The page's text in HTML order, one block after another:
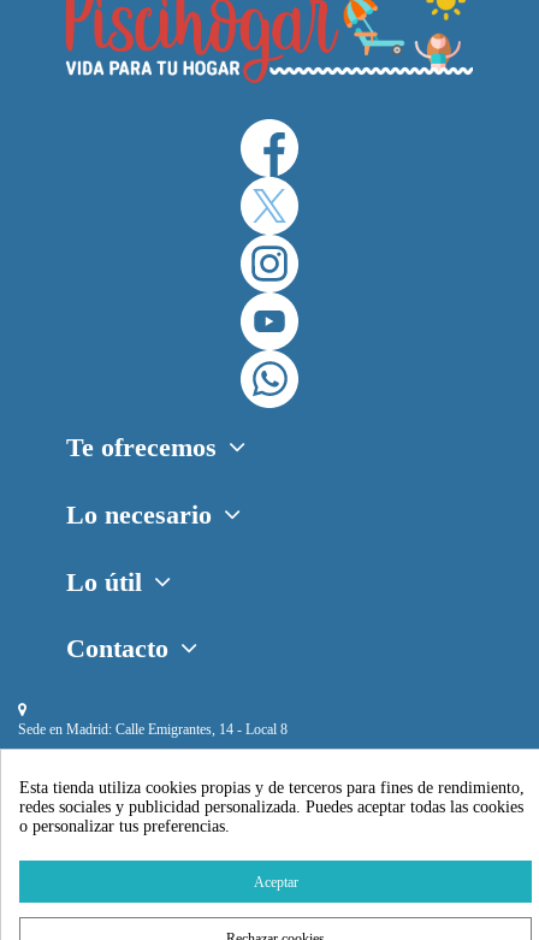
Te ofrecemos
Lo necesario
Lo útil
Contacto
Sede en Madrid: Calle Emigrantes, 14 - Local 8
Esta tienda utiliza cookies propias y de terceros para fines de rendimiento,
redes sociales y publicidad personalizada. Puedes aceptar todas las cookies
o personalizar tus preferencias.
Aceptar